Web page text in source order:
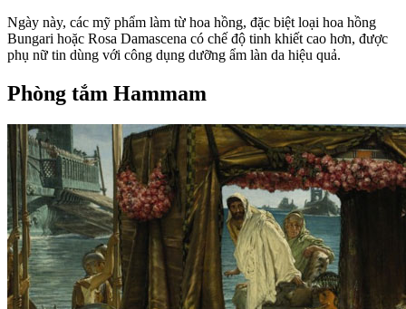
Ngày này, các mỹ phẩm làm từ hoa hồng, đặc biệt loại hoa hồng
Bungari hoặc Rosa Damascena có chế độ tinh khiết cao hơn, được
phụ nữ tin dùng với công dụng dưỡng ẩm làn da hiệu quả.
Phòng tắm Hammam